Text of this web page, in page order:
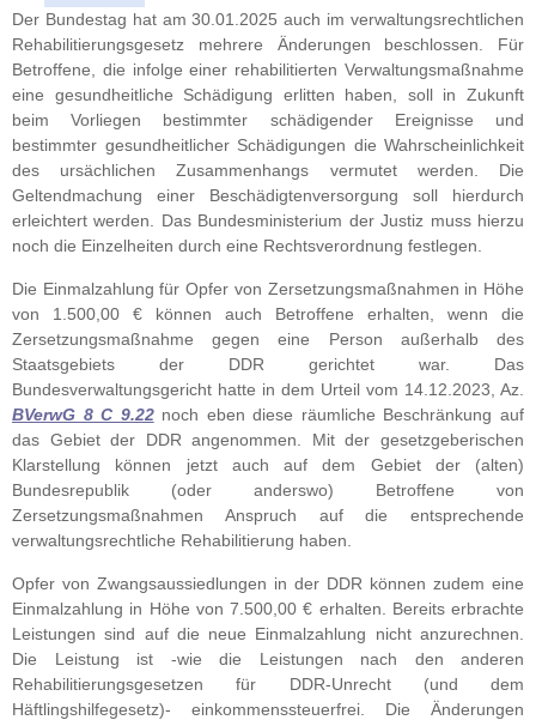
Der Bundestag hat am 30.01.2025 auch im verwaltungsrechtlichen
Rehabilitierungsgesetz mehrere Änderungen beschlossen. Für
Betroffene, die infolge einer rehabilitierten Verwaltungsmaßnahme
eine gesundheitliche Schädigung erlitten haben, soll in Zukunft
beim Vorliegen bestimmter schädigender Ereignisse und
bestimmter gesundheitlicher Schädigungen die Wahrscheinlichkeit
des ursächlichen Zusammenhangs vermutet werden. Die
Geltendmachung einer Beschädigtenversorgung soll hierdurch
erleichtert werden. Das Bundesministerium der Justiz muss hierzu
noch die Einzelheiten durch eine Rechtsverordnung festlegen.
Die Einmalzahlung für Opfer von Zersetzungsmaßnahmen in Höhe
von 1.500,00 € können auch Betroffene erhalten, wenn die
Zersetzungsmaßnahme gegen eine Person außerhalb des
Staatsgebiets der DDR gerichtet war. Das
Bundesverwaltungsgericht hatte in dem Urteil vom 14.12.2023, Az.
BVerwG 8 C 9.22noch eben diese räumliche Beschränkung auf
das Gebiet der DDR angenommen. Mit der gesetzgeberischen
Klarstellung können jetzt auch auf dem Gebiet der (alten)
Bundesrepublik (oder anderswo) Betroffene von
Zersetzungsmaßnahmen Anspruch auf die entsprechende
verwaltungsrechtliche Rehabilitierung haben.
Opfer von Zwangsaussiedlungen in der DDR können zudem eine
Einmalzahlung in Höhe von 7.500,00 € erhalten. Bereits erbrachte
Leistungen sind auf die neue Einmalzahlung nicht anzurechnen.
Die Leistung ist -wie die Leistungen nach den anderen
Rehabilitierungsgesetzen für DDR-Unrecht (und dem
Häftlingshilfegesetz)- einkommenssteuerfrei. Die Änderungen